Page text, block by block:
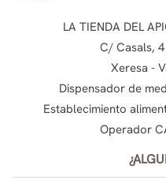
LA TIENDA DEL
C/ Casals,
Xeresa -
Dispensador de
Establecimiento
Operador